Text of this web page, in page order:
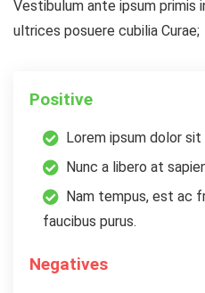
Vestibulum ante ipsum primis
ultrices posuere cubilia Curae;
Positive
Lorem ipsum dolor
Nunc a libero at
Nam tempus, est ac
faucibus purus.
Negatives